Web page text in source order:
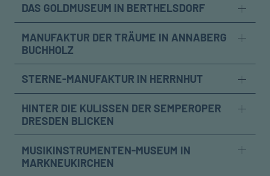
DAS GOLDMUSEUM IN BERTHELSDORF
MANUFAKTUR DER TRÄUME IN ANNABERG
BUCHHOLZ
STERNE-MANUFAKTUR IN HERRNHUT
HINTER DIE KULISSEN DER SEMPEROPER
DRESDEN BLICKEN
MUSIKINSTRUMENTEN-MUSEUM IN
MARKNEUKIRCHEN